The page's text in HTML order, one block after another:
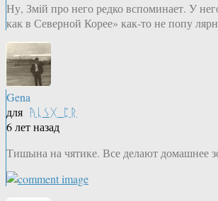
Ну, Змiй про него редко вспоминает. У
как в Северной Корее» как-то не попу
Gena
для ᚤᚳᛊᚷ_ᛈᚱ
6 лет назад
Тишына на чятике. Все делают домашнее